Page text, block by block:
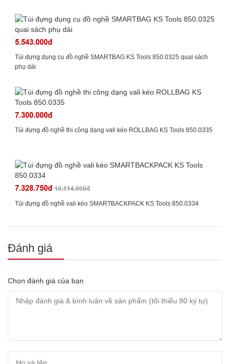
5.543.000đ
Túi đựng dụng cụ đồ nghề SMARTBAG KS Tools 850.0325 quai sách
phụ dài
7.300.000đ
Túi đựng đồ nghề thi công dạng vali kéo ROLLBAG KS Tools 850.0335
7.328.750đ 10.114.000đ
Túi đựng đồ nghề vali kéo SMARTBACKPACK KS Tools 850.0334
Đánh giá
Chọn đánh giá của bạn